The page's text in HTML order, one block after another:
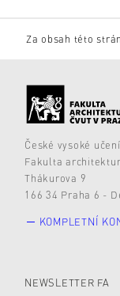
Za obsah této
České vysoké
Fakulta
Thákurova 9
166 34 Praha 6 -
KOMPLETNÍ
NEWSLETTER FA